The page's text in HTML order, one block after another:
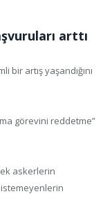
arttı
artış yaşandığını
görevini reddetme”
askerlerin
istemeyenlerin